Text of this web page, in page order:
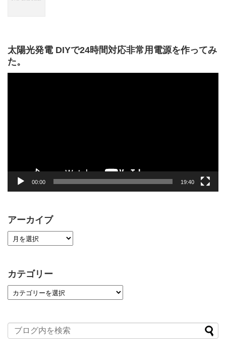
太陽光発電 DIYで24時間対応非常用電源を作ってみ
た。
00:00 19:40
アーカイブ
カテゴリー